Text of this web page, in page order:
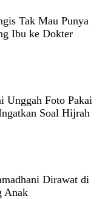
Tak Mau Punya
Ibu ke Dokter
Unggah Foto Pakai
Soal Hijrah
Dirawat di
Anak